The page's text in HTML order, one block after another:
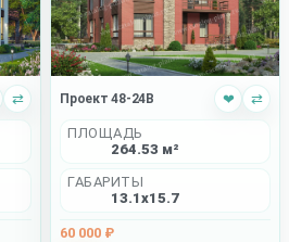
⇄ Проект 48-24B ❤ ⇄
ПЛОЩАДЬ
264.53 м²
ГАБАРИТЫ
13.1x15.7
60 000 ₽